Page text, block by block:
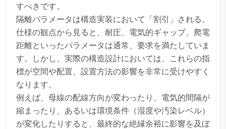
すべきです。
隔離パラメータは構造実装において「割引」される。
仕様の観点から見ると、耐圧、電気的ギャップ、爬電
距離といったパラメータは通常、要求を満たしていま
す。しかし、実際の構造設計においては、これらの指
標が空間や配置、設置方法の影響を非常に受けやすく
なります。
例えば、母線の配線方向が変わったり、電気的間隔が
縮まったり、あるいは環境条件（湿度や汚染レベル）
が変化したりすると、最終的な絶縁余裕に影響を及ぼ